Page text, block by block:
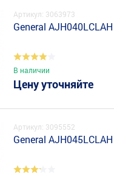
Артикул: 3063973
General AJH040LCLAH
В наличии
Цену уточняйте
Артикул: 3095552
General AJH045LCLAH